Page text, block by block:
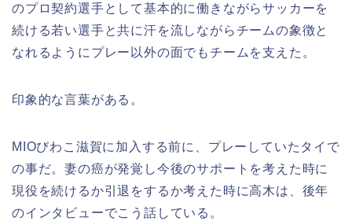
のプロ契約選手として基本的に働きながらサッカーを
続ける若い選手と共に汗を流しながらチームの象徴と
なれるようにプレー以外の面でもチームを支えた。
印象的な言葉がある。
MIOびわこ滋賀に加入する前に、プレーしていたタイで
の事だ。妻の癌が発覚し今後のサポートを考えた時に
現役を続けるか引退をするか考えた時に高木は、後年
のインタビューでこう話している。